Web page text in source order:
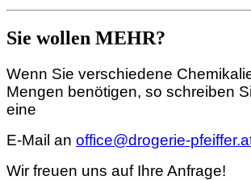
Sie wollen MEHR?
Wenn Sie verschiedene
Mengen benötigen, so schreiben
eine
E-Mail an office@drogerie-
Wir freuen uns auf Ihre Anfrage!